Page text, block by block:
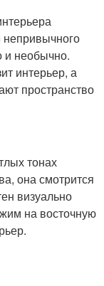
непривычного
и необычно.
интерьер, а
пространство
тонах
она смотрится
визуально
на восточную